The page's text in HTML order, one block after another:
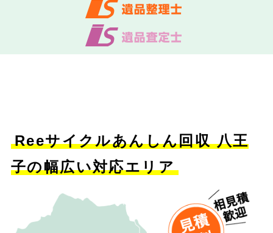
Reeサイクルあんしん回収 八王
子の幅広い対応エリア